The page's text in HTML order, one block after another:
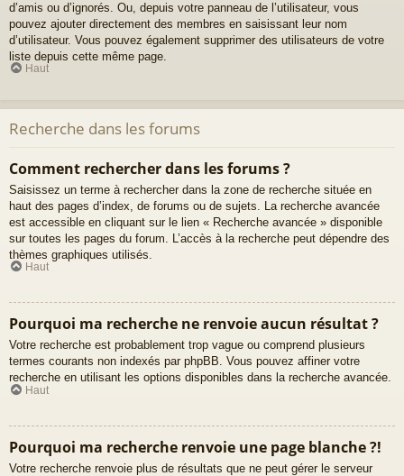
d’amis ou d’ignorés. Ou, depuis votre panneau de l’utilisateur, vous
pouvez ajouter directement des membres en saisissant leur nom
d’utilisateur. Vous pouvez également supprimer des utilisateurs de votre
liste depuis cette même page.
Haut
Recherche dans les forums
Comment rechercher dans les forums ?
Saisissez un terme à rechercher dans la zone de recherche située en
haut des pages d’index, de forums ou de sujets. La recherche avancée
est accessible en cliquant sur le lien « Recherche avancée » disponible
sur toutes les pages du forum. L’accès à la recherche peut dépendre des
thèmes graphiques utilisés.
Haut
Pourquoi ma recherche ne renvoie aucun résultat ?
Votre recherche est probablement trop vague ou comprend plusieurs
termes courants non indexés par phpBB. Vous pouvez affiner votre
recherche en utilisant les options disponibles dans la recherche avancée.
Haut
Pourquoi ma recherche renvoie une page blanche ?!
Votre recherche renvoie plus de résultats que ne peut gérer le serveur